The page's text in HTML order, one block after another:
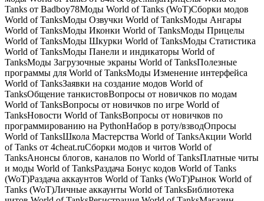
Tanks от Badboy78Моды World of Tanks (WoT)Сборки модов
World of TanksМоды Озвучки World of TanksМоды Ангары
World of TanksМоды Иконки World of TanksМоды Прицелы
World of TanksМоды Шкурки World of TanksМоды Статистика
World of TanksМоды Панели и индикаторы World of
TanksМоды Загрузочные экраны World of TanksПолезные
программы для World of TanksМоды Изменение интерфейса
World of TanksЗаявки на создание модов World of
TanksОбщение танкистовВопросы от новичков по модам
World of TanksВопросы от новичков по игре World of
TanksНовости World of TanksВопросы от новичков по
программированию на PythonНабор в роту/взводОпросы
World of TanksШкола Мастерства World of TanksАкции World
of Tanks от 4cheat.ruСборки модов и читов World of
TanksАнонсы блогов, каналов по World of TanksПлатные читы
и моды World of TanksРаздача Бонус кодов World of Tanks
(WoT)Раздача аккаунтов World of Tanks (WoT)Рынок World of
Tanks (WoT)Личные аккаунты World of TanksБиблиотека